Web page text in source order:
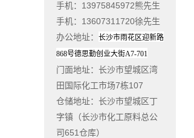
手机：13975845972熊先生
手机：13607311720徐先生
办公地址： 长沙市雨花区迎新路
868号德思勤创业大街A7-701
门面地址：长沙市望城区湾
田国际化工市场7栋107
仓储地址：长沙市望城区丁
字镇（长沙市化工原料总公
司651仓库）